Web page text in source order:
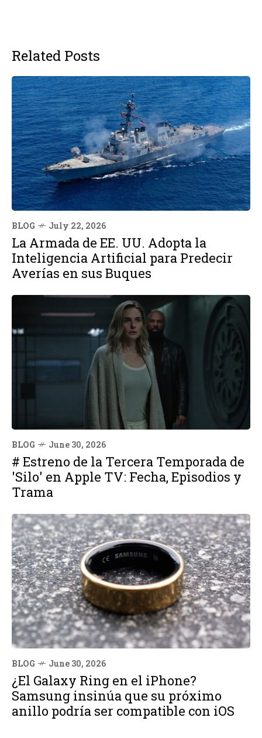
Related Posts
BLOG July 22, 2026
La Armada de EE. UU. Adopta la
Inteligencia Artificial para Predecir
Averías en sus Buques
BLOG June 30, 2026
# Estreno de la Tercera Temporada de
'Silo' en Apple TV: Fecha, Episodios y
Trama
BLOG June 30, 2026
¿El Galaxy Ring en el iPhone?
Samsung insinúa que su próximo
anillo podría ser compatible con iOS